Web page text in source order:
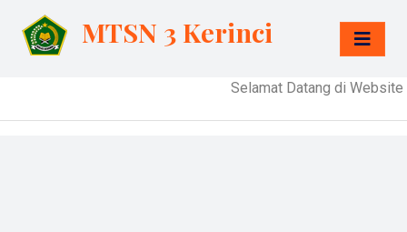
MTSN 3 Kerinci
Selamat Datang di Website